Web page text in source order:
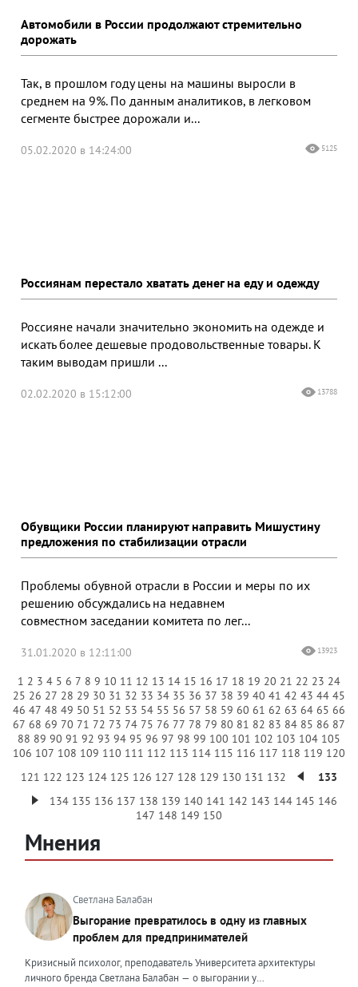
Автомобили в России продолжают стремительно
дорожать
Так, в прошлом году цены на машины выросли в
среднем на 9%. По данным аналитиков, в легковом
сегменте быстрее дорожали и...
05.02.2020 в 14:24:00 5125
Россиянам перестало хватать денег на еду и одежду
Россияне начали значительно экономить на одежде и
искать более дешевые продовольственные товары. К
таким выводам пришли ...
02.02.2020 в 15:12:00 13788
Обувщики России планируют направить Мишустину
предложения по стабилизации отрасли
Проблемы обувной отрасли в России и меры по их
решению обсуждались на недавнем
совместном заседании комитета по лег...
31.01.2020 в 12:11:00 13923
1 2 3 4 5 6 7 8 9 10 11 12 13 14 15 16 17 18 19 20 21 22 23 24
25 26 27 28 29 30 31 32 33 34 35 36 37 38 39 40 41 42 43 44 45
46 47 48 49 50 51 52 53 54 55 56 57 58 59 60 61 62 63 64 65 66
67 68 69 70 71 72 73 74 75 76 77 78 79 80 81 82 83 84 85 86 87
88 89 90 91 92 93 94 95 96 97 98 99 100 101 102 103 104 105
106 107 108 109 110 111 112 113 114 115 116 117 118 119 120
121 122 123 124 125 126 127 128 129 130 131 132
133
134 135 136 137 138 139 140 141 142 143 144 145 146
147 148 149 150
Мнения
Светлана Балабан
Выгорание превратилось в одну из главных
проблем для предпринимателей
Кризисный психолог, преподаватель Университета архитектуры
личного бренда Светлана Балабан — о выгорании у